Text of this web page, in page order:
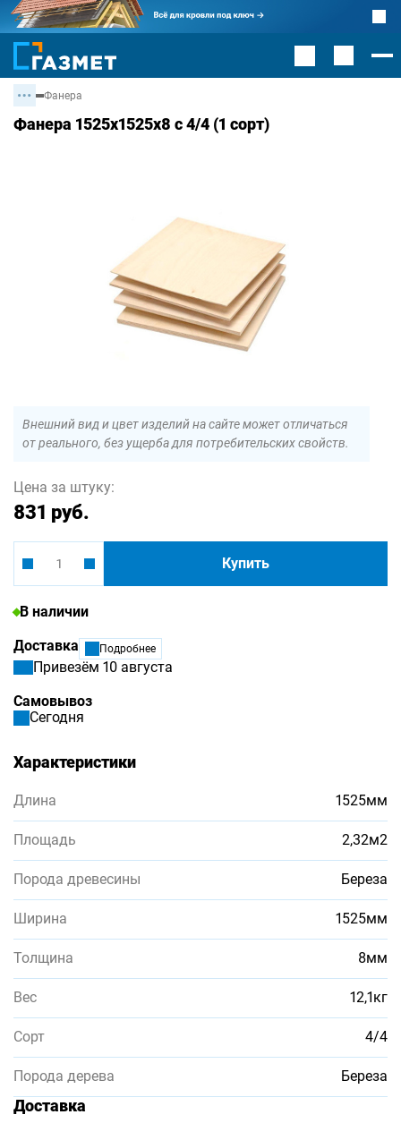
Фанера
Фанера 1525х1525х8 с 4/4 (1 сорт)
Внешний вид и цвет изделий на сайте может отличаться
от реального, без ущерба для потребительских свойств.
Цена за штуку:
831 руб.
Купить
В наличии
Доставка
Подробнее
Привезём 10 августа
Самовывоз
Сегодня
Характеристики
Длина 1525мм
Площадь 2,32м2
Порода древесины Береза
Ширина 1525мм
Толщина 8мм
Вес 12,1кг
Сорт 4/4
Порода дерева Береза
Доставка